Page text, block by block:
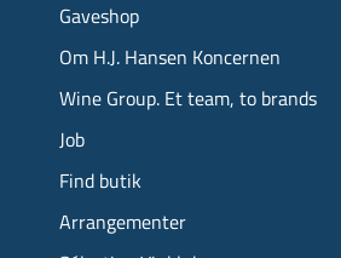
Gaveshop
Om H.J. Hansen Koncernen
Wine Group. Et team, to brands
Job
Find butik
Arrangementer